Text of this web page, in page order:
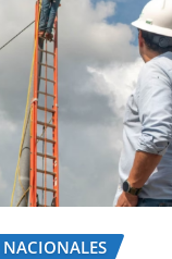
NACIONALES